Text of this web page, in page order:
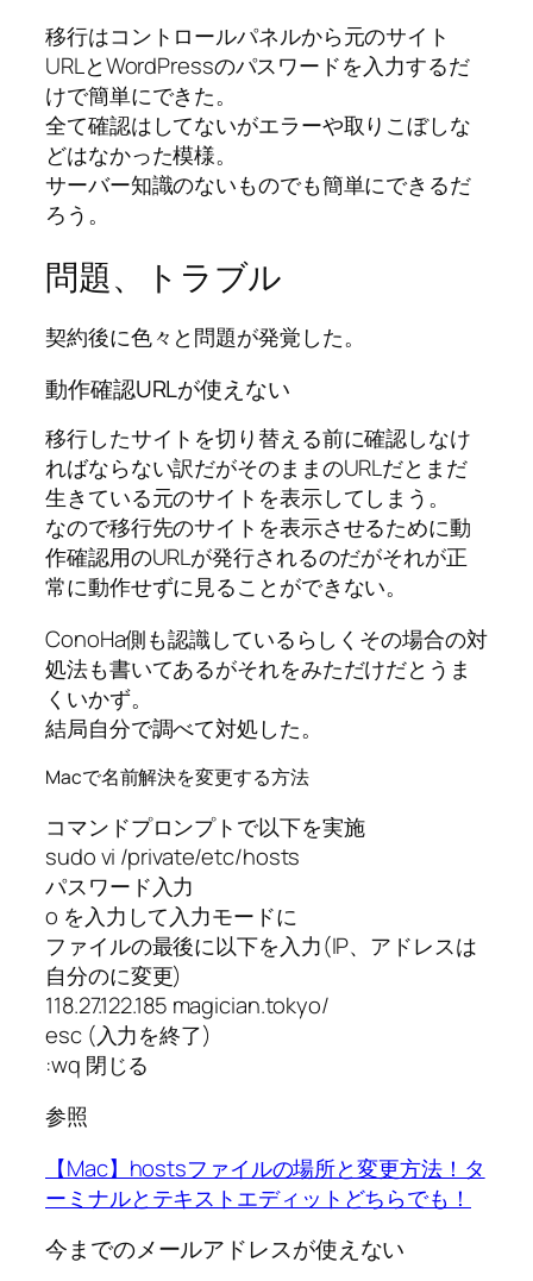
移行はコントロールパネルから元のサイト
URLとWordPressのパスワードを入力するだ
けで簡単にできた。
全て確認はしてないがエラーや取りこぼしな
どはなかった模様。
サーバー知識のないものでも簡単にできるだ
ろう。
問題、トラブル
契約後に色々と問題が発覚した。
動作確認URLが使えない
移行したサイトを切り替える前に確認しなけ
ればならない訳だがそのままのURLだとまだ
生きている元のサイトを表示してしまう。
なので移行先のサイトを表示させるために動
作確認用のURLが発行されるのだがそれが正
常に動作せずに見ることができない。
ConoHa側も認識しているらしくその場合の対
処法も書いてあるがそれをみただけだとうま
くいかず。
結局自分で調べて対処した。
Macで名前解決を変更する方法
コマンドプロンプトで以下を実施
sudo vi /private/etc/hosts
パスワード入力
o を入力して入力モードに
ファイルの最後に以下を入力(IP、アドレスは
自分のに変更)
118.27.122.185 magician.tokyo/
esc (入力を終了)
:wq 閉じる
参照
【Mac】hostsファイルの場所と変更方法！タ
ーミナルとテキストエディットどちらでも！
今までのメールアドレスが使えない